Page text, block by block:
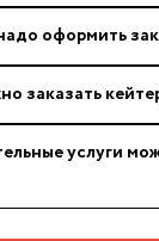
оформить
заказать
услуги